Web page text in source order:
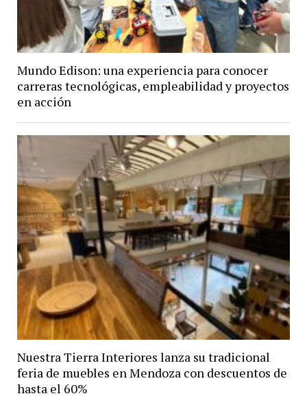
Mundo Edison: una experiencia para conocer
carreras tecnológicas, empleabilidad y proyectos
en acción
Nuestra Tierra Interiores lanza su tradicional
feria de muebles en Mendoza con descuentos de
hasta el 60%